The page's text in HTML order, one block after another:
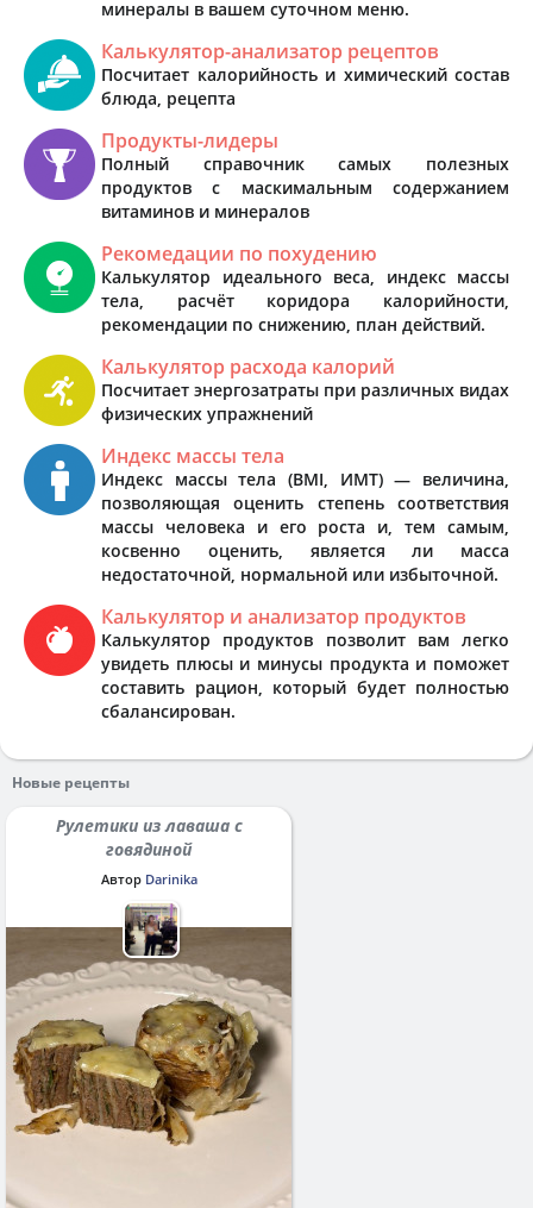
минералы в вашем суточном меню.
Калькулятор-анализатор рецептов
Посчитает калорийность и химический состав
блюда, рецепта
Продукты-лидеры
Полный справочник самых полезных
продуктов с маскимальным содержанием
витаминов и минералов
Рекомедации по похудению
Калькулятор идеального веса, индекс массы
тела, расчёт коридора калорийности,
рекомендации по снижению, план действий.
Калькулятор расхода калорий
Посчитает энергозатраты при различных видах
физических упражнений
Индекс массы тела
Индекс массы тела (BMI, ИМТ) — величина,
позволяющая оценить степень соответствия
массы человека и его роста и, тем самым,
косвенно оценить, является ли масса
недостаточной, нормальной или избыточной.
Калькулятор и анализатор продуктов
Калькулятор продуктов позволит вам легко
увидеть плюсы и минусы продукта и поможет
составить рацион, который будет полностью
сбалансирован.
Новые рецепты
Рулетики из лаваша с
говядиной
Автор Darinika